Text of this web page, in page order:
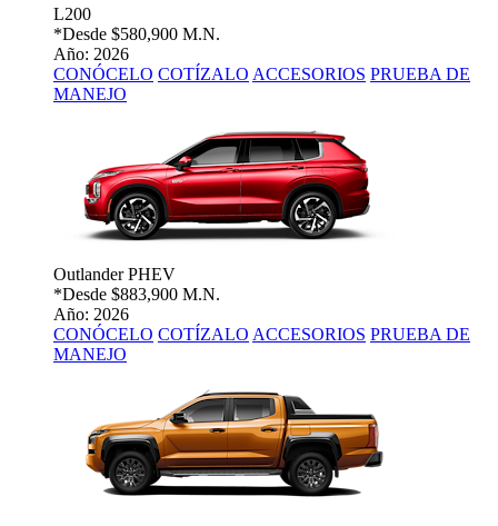
L200
*Desde $580,900 M.N.
Año: 2026
CONÓCELO COTÍZALO ACCESORIOS PRUEBA DE
MANEJO
Outlander PHEV
*Desde $883,900 M.N.
Año: 2026
CONÓCELO COTÍZALO ACCESORIOS PRUEBA DE
MANEJO